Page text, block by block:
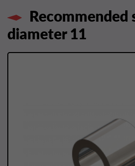
Recommended
diameter 11